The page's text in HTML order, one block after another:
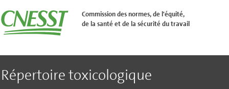
�
l'en-
t�te
de
au
principal
Aller
Commission des normes, de l'équité,
de la santé et de la sécurité du travail
Répertoire toxicologique